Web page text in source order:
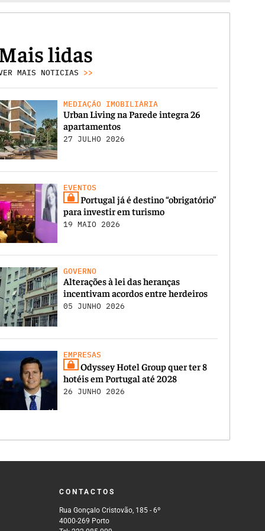
lidas
MAIS NOTICIAS >>
MEDIAÇÃO IMOBILIÁRIA
Urban Living na Parede integra 26
apartamentos
27 JULHO 2026
EVENTOS
Portugal já é destino “obrigatório”
para investir em turismo
19 MAIO 2026
GOVERNO
Alterações à lei das heranças
incentivam acordos entre herdeiros
05 JUNHO 2026
EMPRESAS
Odyssey Hotel Group quer ter 8
hotéis em Portugal até 2028
26 JUNHO 2026
CONTACTOS
Rua Gonçalo Cristovão, 185 - 6º
4000-269 Porto